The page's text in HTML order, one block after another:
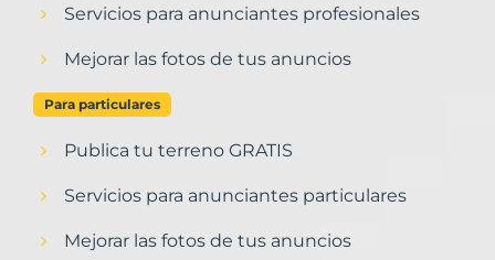
Servicios para anunciantes profesionales
Mejorar las fotos de tus anuncios
Para particulares
Publica tu terreno GRATIS
Servicios para anunciantes particulares
Mejorar las fotos de tus anuncios